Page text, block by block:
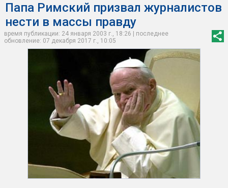
Папа Римский призвал журналистов
нести в массы правду
время публикации: 24 января 2003 г., 18:26 | последнее
обновление: 07 декабря 2017 г., 10:05